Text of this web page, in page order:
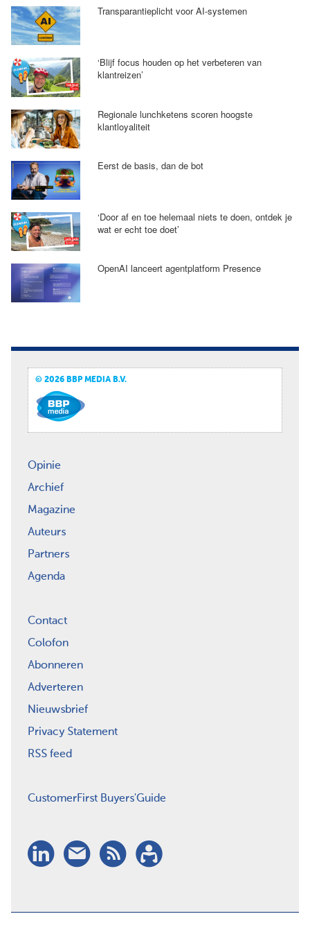
Transparantieplicht voor AI-systemen
‘Blijf focus houden op het verbeteren van
klantreizen’
Regionale lunchketens scoren hoogste
klantloyaliteit
Eerst de basis, dan de bot
‘Door af en toe helemaal niets te doen, ontdek je
wat er echt toe doet’
OpenAI lanceert agentplatform Presence
© 2026 BBP MEDIA B.V.
Opinie
Archief
Magazine
Auteurs
Partners
Agenda
Contact
Colofon
Abonneren
Adverteren
Nieuwsbrief
Privacy Statement
RSS feed
CustomerFirst Buyers'Guide
LinkedIn
Nieuwsbrief
RSSAbonneren